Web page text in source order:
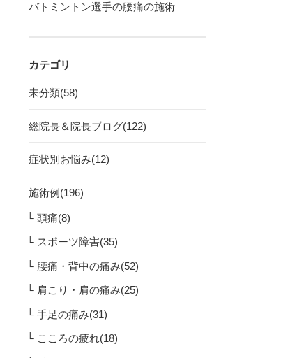
バトミントン選手の腰痛の施術
カテゴリ
未分類(58)
総院長＆院長ブログ(122)
症状別お悩み(12)
施術例(196)
頭痛(8)
スポーツ障害(35)
腰痛・背中の痛み(52)
肩こり・肩の痛み(25)
手足の痛み(31)
こころの疲れ(18)